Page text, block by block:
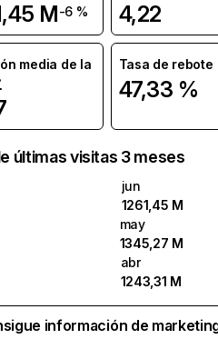
M-6 % 4,22
media de la
Tasa de rebote
47,33 %
últimas visitas 3 meses
jun
1261,45 M
may
1345,27 M
abr
1243,31 M
información de